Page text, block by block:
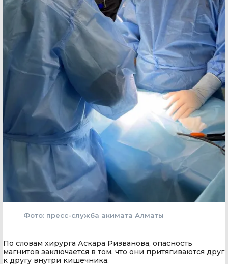
Фото: пресс-служба акимата Алматы
По словам хирурга Аскара Ризванова, опасность
магнитов заключается в том, что они притягиваются друг
к другу внутри кишечника.